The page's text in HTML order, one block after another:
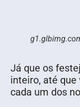
Já que os
inteiro, até que
cada um dos